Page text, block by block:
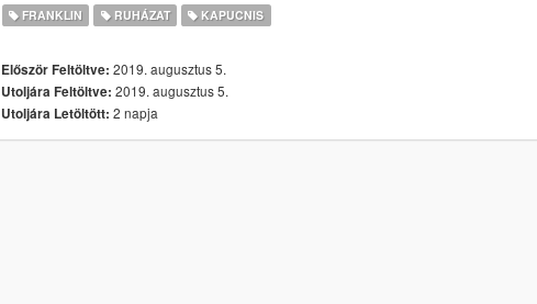
FRANKLIN RUHÁZAT KAPUCNIS
Először Feltöltve: 2019. augusztus 5.
Utoljára Feltöltve: 2019. augusztus 5.
Utoljára Letöltött: 2 napja